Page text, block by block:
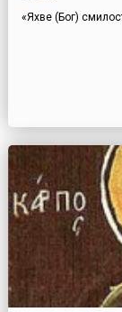
«Яхве (Бог)